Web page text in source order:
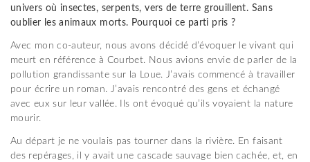
univers où insectes, serpents, vers de terre grouillent. Sans
oublier les animaux morts. Pourquoi ce parti pris ?
Avec mon co-auteur, nous avons décidé d’évoquer le vivant qui
meurt en référence à Courbet. Nous avions envie de parler de la
pollution grandissante sur la Loue. J’avais commencé à travailler
pour écrire un roman. J’avais rencontré des gens et échangé
avec eux sur leur vallée. Ils ont évoqué qu’ils voyaient la nature
mourir.
Au départ je ne voulais pas tourner dans la rivière. En faisant
des repérages, il y avait une cascade sauvage bien cachée, et, en